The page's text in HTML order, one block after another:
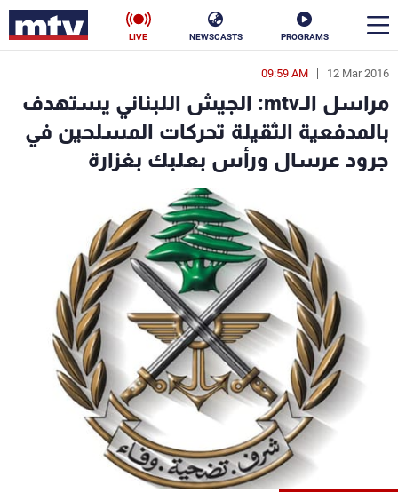
PROGRAMS
NEWSCASTS
LIVE
12 Mar 2016
09:59 AM
مراسل الـmtv: الجيش اللبناني يستهدف
بالمدفعية الثقيلة تحركات المسلحين في
جرود عرسال ورأس بعلبك بغزارة
en
الأخبار
سياسة ناس
فن
رياضة
كأس العالم
البرامج
جدول البرامج
شاهد البرامج